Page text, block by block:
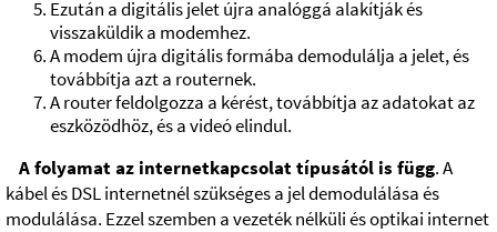
Ezután a digitális jelet újra analóggá alakítják és
visszaküldik a modemhez.
A modem újra digitális formába demodulálja a jelet, és
továbbítja azt a routernek.
A router feldolgozza a kérést, továbbítja az adatokat az
eszközödhöz, és a videó elindul.
A folyamat az internetkapcsolat típusától is függ. A
kábel és DSL internetnél szükséges a jel demodulálása és
modulálása. Ezzel szemben a vezeték nélküli és optikai internet